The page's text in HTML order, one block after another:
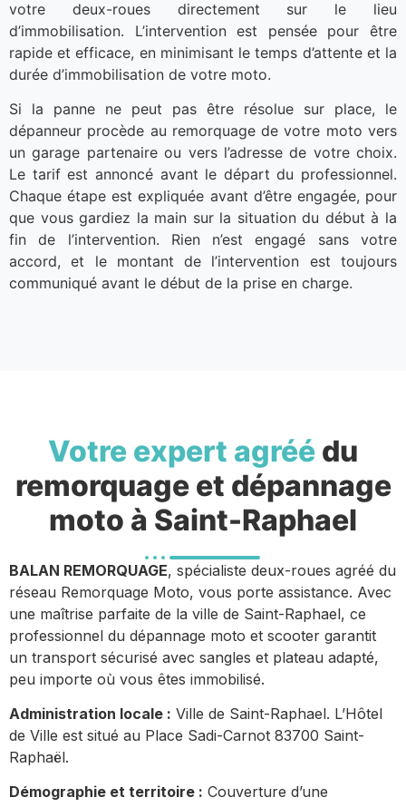
votre deux-roues directement sur le lieu
d’immobilisation. L’intervention est pensée pour être
rapide et efficace, en minimisant le temps d’attente et la
durée d’immobilisation de votre moto.
Si la panne ne peut pas être résolue sur place, le
dépanneur procède au remorquage de votre moto vers
un garage partenaire ou vers l’adresse de votre choix.
Le tarif est annoncé avant le départ du professionnel.
Chaque étape est expliquée avant d’être engagée, pour
que vous gardiez la main sur la situation du début à la
fin de l’intervention. Rien n’est engagé sans votre
accord, et le montant de l’intervention est toujours
communiqué avant le début de la prise en charge.
Votre expert agréé du
remorquage et dépannage
moto à Saint-Raphael
BALAN REMORQUAGE, spécialiste deux-roues agréé du
réseau Remorquage Moto, vous porte assistance. Avec
une maîtrise parfaite de la ville de Saint-Raphael, ce
professionnel du dépannage moto et scooter garantit
un transport sécurisé avec sangles et plateau adapté,
peu importe où vous êtes immobilisé.
Administration locale : Ville de Saint-Raphael. L’Hôtel
de Ville est situé au Place Sadi-Carnot 83700 Saint-
Raphaël.
Démographie et territoire : Couverture d’une